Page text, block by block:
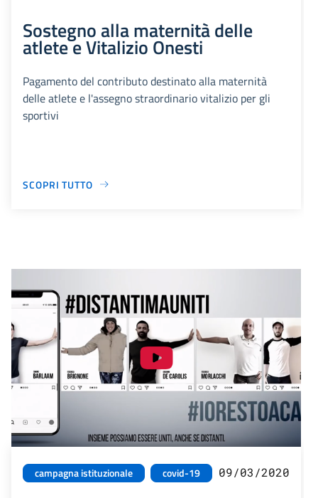
Sostegno alla maternità delle
atlete e Vitalizio Onesti
Pagamento del contributo destinato alla maternità
delle atlete e l'assegno straordinario vitalizio per gli
sportivi
SCOPRI TUTTO
campagna istituzionale covid-19 09/03/2020